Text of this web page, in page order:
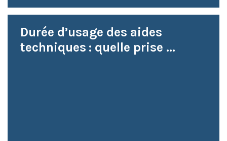
Durée d’usage des aides
techniques : quelle prise ...